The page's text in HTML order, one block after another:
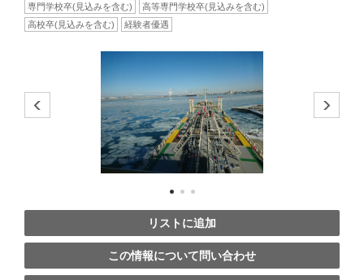
専門学校卒(見込みを含む)
高等専門学校卒(見込みを含む)
高校卒(見込みを含む)
経験者優遇
リストに追加
この情報について問い合わせ